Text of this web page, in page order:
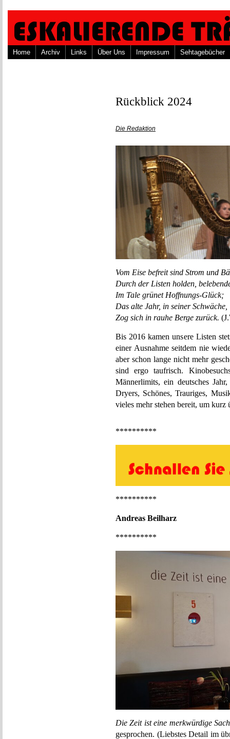
Home Archiv Links Über Uns Impressum Sehtagebücher
Rückblick 2024
Die Redaktion
Vom Eise befreit sind Strom und
Durch der Listen holden,
Im Tale grünet Hoffnungs-Glück;
Das alte Jahr, in seiner Schwäche,
Zog sich in rauhe Berge zurück.
Bis 2016 kamen unsere Listen
einer Ausnahme seitdem nie
aber schon lange nicht mehr
sind ergo taufrisch.
Männerlimits, ein deutsches
Dryers, Schönes, Trauriges,
vieles mehr stehen bereit, um kurz
**********
**********
Andreas Beilharz
**********
Die Zeit ist eine merkwürdige
gesprochen. (Liebstes Detail im